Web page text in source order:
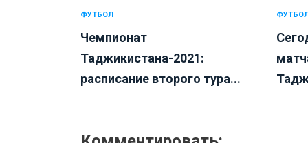
ФУТБОЛ
Чемпионат
Таджикистана-2021:
расписание второго тура...
ФУТБОЛ